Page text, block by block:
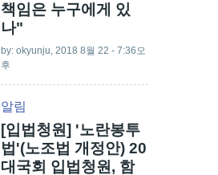
책임은 누구에게 있
나"
by: okyunju, 2018 8월 22 - 7:36오
후
알림
[입법청원] '노란봉투
법'(노조법 개정안) 20
대국회 입법청원, 함